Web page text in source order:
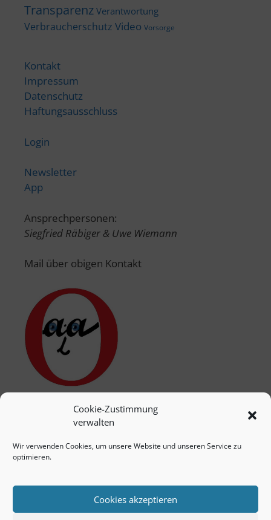
Cookie-Zustimmung
verwalten
Wir verwenden Cookies, um unsere Website und unseren Service zu
optimieren.
Cookies akzeptieren
Transparenz Verantwortung
Verbraucherschutz Video Vorsorge
Kontakt
Impressum
Datenschutz
Haftungsausschluss
Login
Newsletter
App
Ansprechpersonen:
Siegfried Räbiger & Uwe Wiemann
Mail über obigen Kontakt